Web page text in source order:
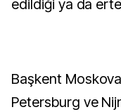
edildiği ya da
Başkent
Petersburg ve